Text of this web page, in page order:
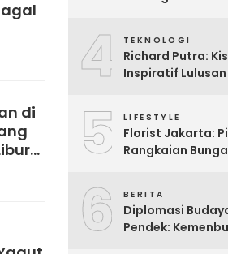
di
4 TEKNOLOGI
Richard Putra:
Inspiratif Lulusan
Bisnis Digital
dan
5 LIFESTYLE
Florist Jakarta:
Rangkaian
6 BERITA
Diplomasi
Pendek: